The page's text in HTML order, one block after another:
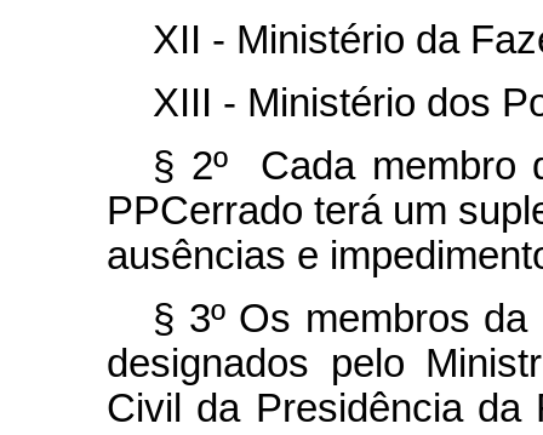
XII - Ministério da
XIII - Ministério dos
§ 2º Cada membro
PPCerrado terá um
ausências e
§ 3º Os membros
designados pelo
Civil da Presidência da